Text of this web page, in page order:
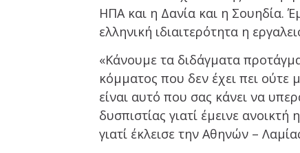
ΗΠΑ και η Δανία και η Σουηδία.
ελληνική ιδιαιτερότητα η
«Κάνουμε τα διδάγματα
κόμματος που δεν έχει πει ούτε
είναι αυτό που σας κάνει να
δυσπιστίας γιατί έμεινε
γιατί έκλεισε την Αθηνών –